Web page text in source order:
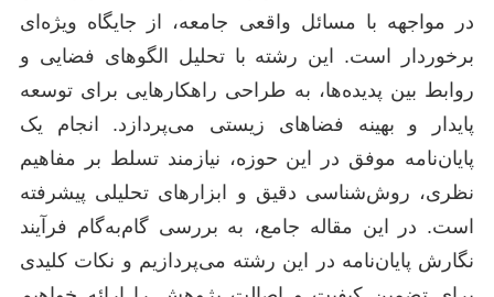
در مواجهه با مسائل واقعی جامعه، از جایگاه ویژه‌ای
برخوردار است. این رشته با تحلیل الگوهای فضایی و
روابط بین پدیده‌ها، به طراحی راهکارهایی برای توسعه
پایدار و بهینه فضاهای زیستی می‌پردازد. انجام یک
پایان‌نامه موفق در این حوزه، نیازمند تسلط بر مفاهیم
نظری، روش‌شناسی دقیق و ابزارهای تحلیلی پیشرفته
است. در این مقاله جامع، به بررسی گام‌به‌گام فرآیند
نگارش پایان‌نامه در این رشته می‌پردازیم و نکات کلیدی